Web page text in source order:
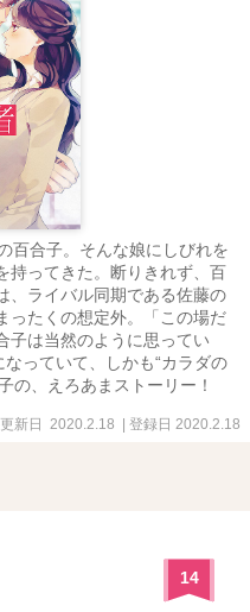
百合子。そんな娘にしびれを
持ってきた。断りきれず、百
ライバル同期である佐藤の
たくの想定外。「この場だ
子は当然のように思ってい
っていて、しかも“カラダの
、えろあまストーリー！
新日 2020.2.18 | 登録日 2020.2.18
14